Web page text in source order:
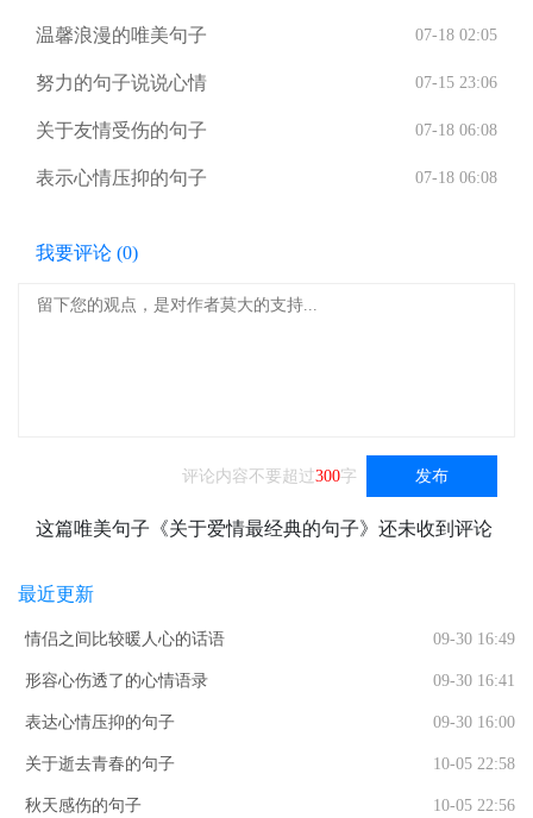
温馨浪漫的唯美句子 07-18 02:05
努力的句子说说心情 07-15 23:06
关于友情受伤的句子 07-18 06:08
表示心情压抑的句子 07-18 06:08
我要评论 (0)
发布
评论内容不要超过300字
这篇唯美句子《关于爱情最经典的句子》还未收到评论
最近更新
情侣之间比较暖人心的话语 09-30 16:49
形容心伤透了的心情语录 09-30 16:41
表达心情压抑的句子 09-30 16:00
关于逝去青春的句子 10-05 22:58
秋天感伤的句子 10-05 22:56